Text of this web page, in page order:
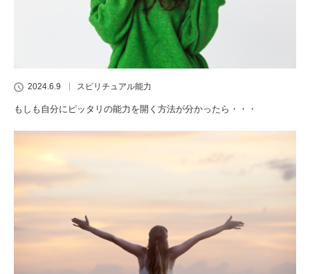
2024.6.9 スピリチュアル能力
もしも自分にピッタリの能力を開く方法が分かったら・・・